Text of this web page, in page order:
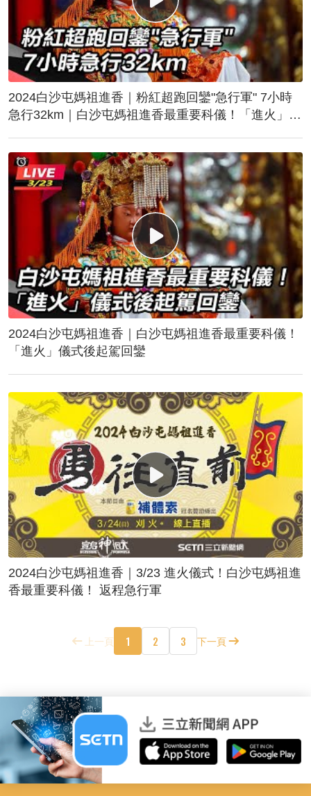
2024白沙屯媽祖進香｜粉紅超跑回鑾"急行軍" 7小時
急行32km｜白沙屯媽祖進香最重要科儀！「進火」儀
2024白沙屯媽祖進香｜白沙屯媽祖進香最重要科儀！
「進火」儀式後起駕回鑾
2024白沙屯媽祖進香｜3/23 進火儀式！白沙屯媽祖進
香最重要科儀！ 返程急行軍
上一頁 1 2 3 下一頁